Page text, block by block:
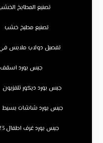
تصنيع المطابخ
تصنيع مطبخ خشب
تفصيل دولاب ملابس في
جبس بورد اسقف
جبس بورد ديكور تلفزيون
جبس بورد شاشات بسيط
جبس بورد غرف اطفال 2023